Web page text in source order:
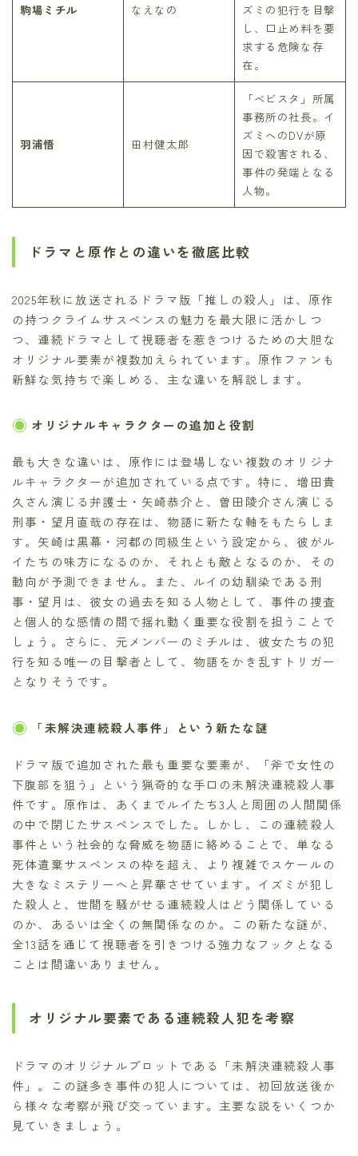
駒場ミチル なえなの
ズミの犯行を目撃
し、口止め料を要
求する危険な存
在。
羽浦悟 田村健太郎
「ベビスタ」所属
事務所の社長。イ
ズミへのDVが原
因で殺害される、
事件の発端となる
人物。
ドラマと原作との違いを徹底比較
2025年秋に放送されるドラマ版「推しの殺人」は、原作
の持つクライムサスペンスの魅力を最大限に活かしつ
つ、連続ドラマとして視聴者を惹きつけるための大胆な
オリジナル要素が複数加えられています。原作ファンも
新鮮な気持ちで楽しめる、主な違いを解説します。
オリジナルキャラクターの追加と役割
最も大きな違いは、原作には登場しない複数のオリジナ
ルキャラクターが追加されている点です。特に、増田貴
久さん演じる弁護士・矢崎恭介と、曽田陵介さん演じる
刑事・望月直哉の存在は、物語に新たな軸をもたらしま
す。矢崎は黒幕・河都の同級生という設定から、彼がル
イたちの味方になるのか、それとも敵となるのか、その
動向が予測できません。また、ルイの幼馴染である刑
事・望月は、彼女の過去を知る人物として、事件の捜査
と個人的な感情の間で揺れ動く重要な役割を担うことで
しょう。さらに、元メンバーのミチルは、彼女たちの犯
行を知る唯一の目撃者として、物語をかき乱すトリガー
となりそうです。
「未解決連続殺人事件」という新たな謎
ドラマ版で追加された最も重要な要素が、「斧で女性の
下腹部を狙う」という猟奇的な手口の未解決連続殺人事
件です。原作は、あくまでルイたち3人と周囲の人間関係
の中で閉じたサスペンスでした。しかし、この連続殺人
事件という社会的な脅威を物語に絡めることで、単なる
死体遺棄サスペンスの枠を超え、より複雑でスケールの
大きなミステリーへと昇華させています。イズミが犯し
た殺人と、世間を騒がせる連続殺人はどう関係している
のか、あるいは全くの無関係なのか。この新たな謎が、
全13話を通じて視聴者を引きつける強力なフックとなる
ことは間違いありません。
オリジナル要素である連続殺人犯を考察
ドラマのオリジナルプロットである「未解決連続殺人事
件」。この謎多き事件の犯人については、初回放送後か
ら様々な考察が飛び交っています。主要な説をいくつか
見ていきましょう。